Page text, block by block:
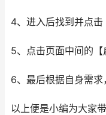
4、进入后找到并点击
5、点击页面中间的【
6、最后根据自身需求
以上便是小编为大家